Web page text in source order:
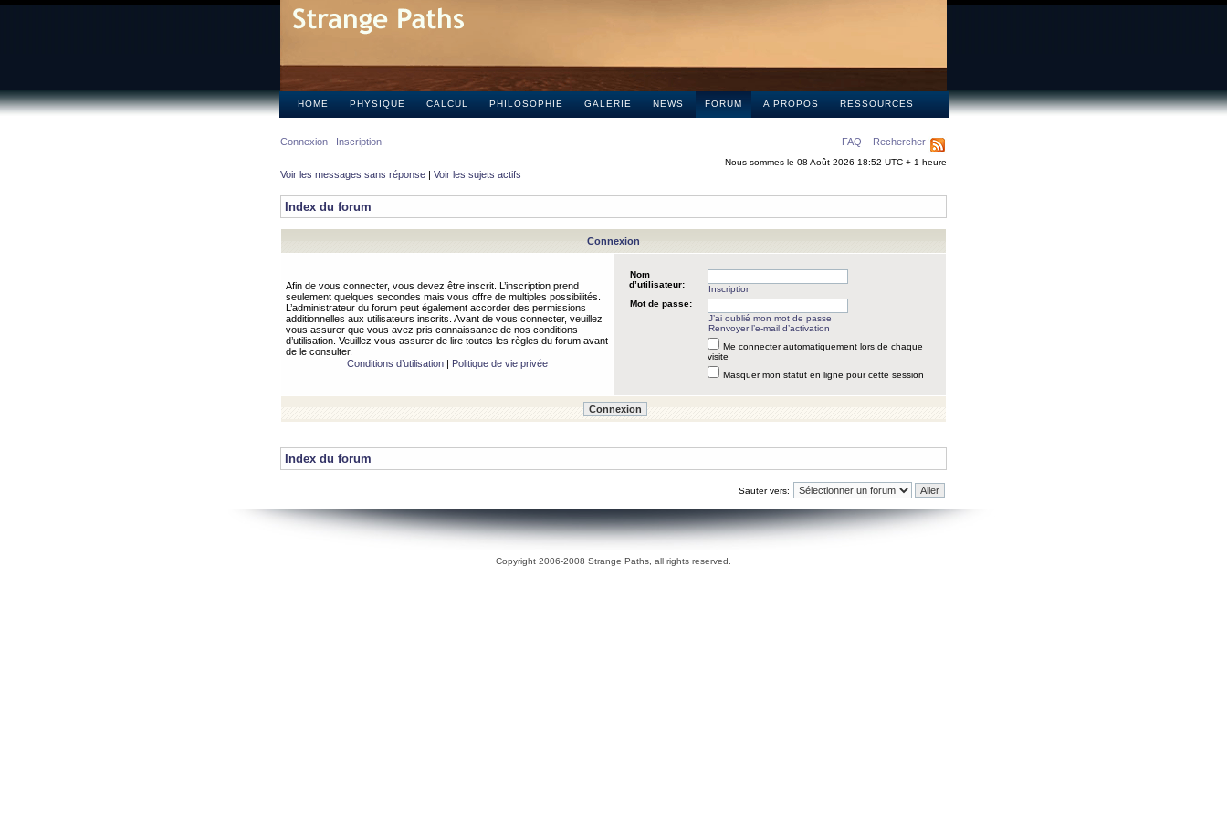
HOME PHYSIQUE CALCUL PHILOSOPHIE GALERIE NEWS FORUM A PROPOS RESSOURCES
FAQ Rechercher
Connexion Inscription
Nous sommes le 08 Août 2026 18:52 UTC + 1 heure
Voir les messages sans réponse | Voir les sujets actifs
Index du forum
Connexion
Afin de vous connecter, vous devez être inscrit. L’inscription prend
seulement quelques secondes mais vous offre de multiples possibilités.
L’administrateur du forum peut également accorder des permissions
additionnelles aux utilisateurs inscrits. Avant de vous connecter, veuillez
vous assurer que vous avez pris connaissance de nos conditions
d’utilisation. Veuillez vous assurer de lire toutes les règles du forum avant
de le consulter.
Conditions d’utilisation| Politique de vie privée
Nom
d’utilisateur:
Inscription
Mot de passe:
J’ai oublié mon mot de passe
Renvoyer l’e-mail d’activation
Me connecter automatiquement lors de chaque
visite
Masquer mon statut en ligne pour cette session
Index du forum
Sauter vers:
Copyright 2006-2008 Strange Paths, all rights reserved.